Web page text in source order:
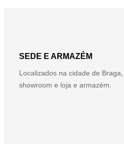
SEDE E ARMAZÉM
Localizados na cidade de Braga,
showroom e loja e armazém.